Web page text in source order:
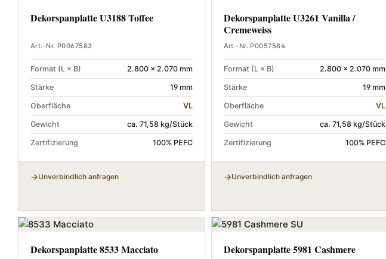
Dekorspanplatte U3188 Toffee
Art.-Nr. P0067583
Format (L × B) 2.800 × 2.070 mm
Stärke 19 mm
Oberfläche VL
Gewicht ca. 71,58 kg/Stück
Zertifizierung 100% PEFC
Unverbindlich anfragen
Dekorspanplatte U3261 Vanilla /
Cremeweiss
Art.-Nr. P0057584
Format (L × B) 2.800 × 2.070 mm
Stärke 19 mm
Oberfläche VL
Gewicht ca. 71,58 kg/Stück
Zertifizierung 100% PEFC
Unverbindlich anfragen
Dekorspanplatte 8533 Macciato Dekorspanplatte 5981 Cashmere